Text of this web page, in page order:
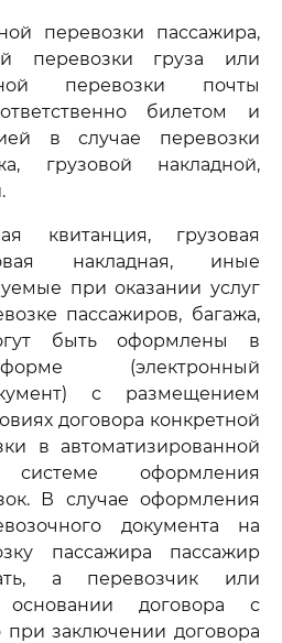
перевозки пассажира,
перевозки груза или
перевозки почты
билетом и
в случае перевозки
грузовой накладной,
квитанция, грузовая
накладная, иные
при оказании услуг
пассажиров, багажа,
быть оформлены в
(электронный
с размещением
договора конкретной
в автоматизированной
системе оформления
В случае оформления
документа на
пассажира пассажир
а перевозчик или
договора с
заключении договора